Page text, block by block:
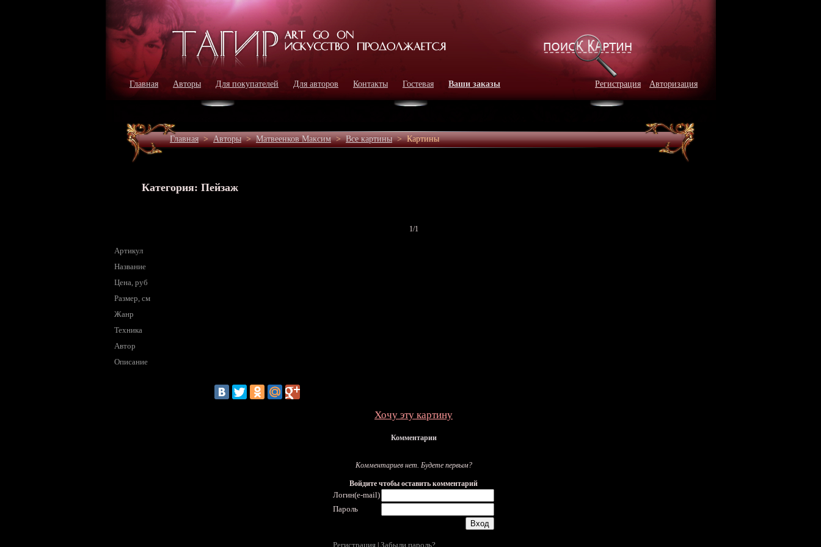
Главная Авторы Для покупателей Для авторов Контакты Гостевая Ваши заказы Регистрация Авторизация
Главная>Авторы>Матвеенков Максим>Все картины>Картины
Категория: Пейзаж
1/1
Артикул
Название
Цена, руб
Размер, см
Жанр
Техника
Автор
Описание
Хочу эту картину
Комментарии
Комментариев нет. Будете первым?
Войдите чтобы оставить комментарий
Логин(e-mail)
Пароль
Регистрация Забыли пароль?